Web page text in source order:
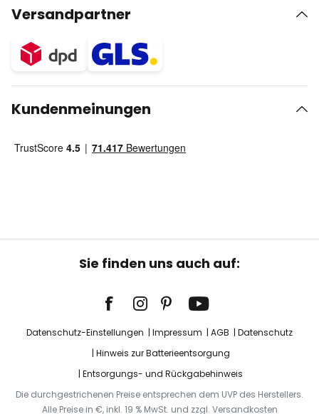
Versandpartner
Kundenmeinungen
Sie finden uns auch auf:
Datenschutz-Einstellungen Impressum AGB
Datenschutz
Hinweis zur Batterieentsorgung
Entsorgungs- und Rückgabehinweis
Die durchgestrichenen Preise entsprechen dem UVP des Herstellers.
Alle Preise in €, inkl. 19 % MwSt. und zzgl. Versandkosten